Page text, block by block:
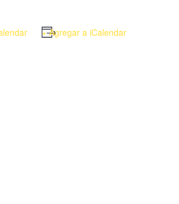
+ Agregar a iCalendar